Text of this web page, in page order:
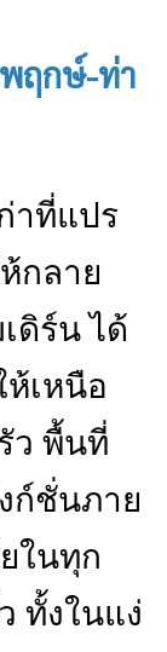
พฤกษ์-ท่า
าที่แปร
กลาย
ดิร์น ได้
ห้เหนือ
ว พื้นที่
ก์ชั่นภาย
ในทุก
ทั้งในแง่